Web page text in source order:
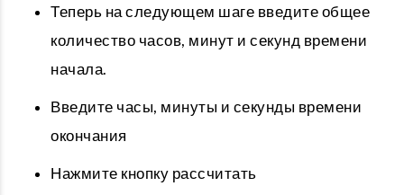
Теперь на следующем шаге введите общее
количество часов, минут и секунд времени
начала.
Введите часы, минуты и секунды времени
окончания
Нажмите кнопку рассчитать